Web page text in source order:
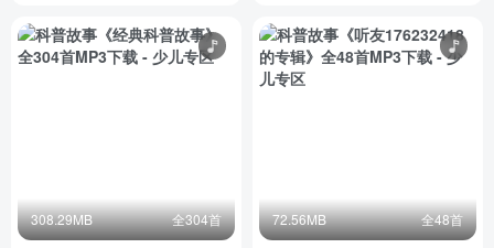
308.29MB 全304首 72.56MB 全48首